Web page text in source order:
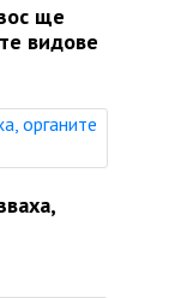
ще
видове